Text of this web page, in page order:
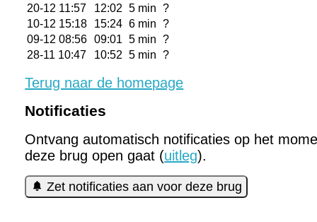
20-12 11:57
12:02 5 min
?
10-12 15:18
15:24 6 min
?
09-12 08:56
09:01 5 min
?
28-11 10:47
10:52 5 min ?
Terug naar de homepage
Notificaties
Ontvang automatisch notificaties op het
deze brug open gaat (uitleg).
Zet notificaties aan voor deze brug